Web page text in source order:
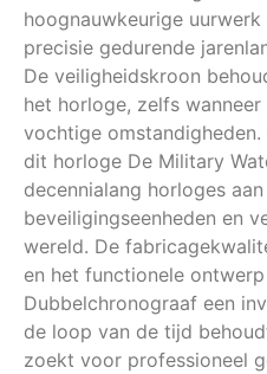
hoognauwkeurige
precisie gedurende
De veiligheidskroon
het horloge, zelfs
vochtige
dit horloge De Military
decennialang horloges
beveiligingseenheden en
wereld. De
en het functionele
Dubbelchronograaf een
de loop van de tijd
zoekt voor professioneel